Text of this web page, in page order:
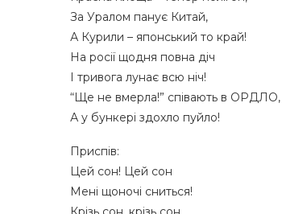
За Уралом панує Китай,
А Курили – японський то край!
На росії щодня повна діч
І тривога лунає всю ніч!
“Ще не вмерла!” співають в ОРДЛО,
А у бункері здохло пуйло!
Приспів:
Цей сон! Цей сон
Мені щоночі сниться!